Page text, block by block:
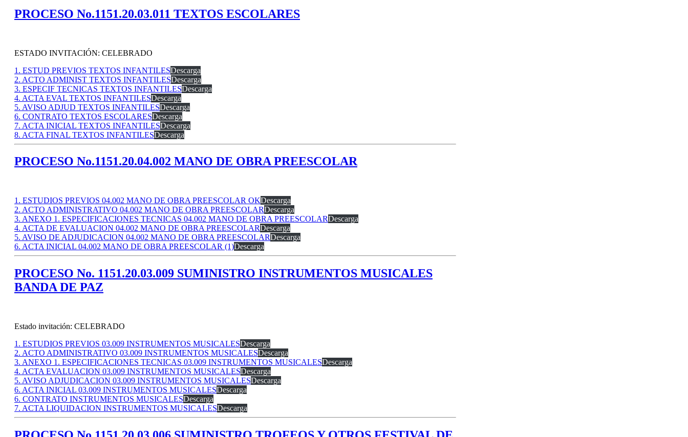
PROCESO No.1151.20.03.011 TEXTOS ESCOLARES
ESTADO INVITACIÓN: CELEBRADO
1. ESTUD PREVIOS TEXTOS INFANTILESDescarga
2. ACTO ADMINIST TEXTOS INFANTILESDescarga
3. ESPECIF TECNICAS TEXTOS INFANTILESDescarga
4. ACTA EVAL TEXTOS INFANTILESDescarga
5. AVISO ADJUD TEXTOS INFANTILESDescarga
6. CONTRATO TEXTOS ESCOLARESDescarga
7. ACTA INICIAL TEXTOS INFANTILESDescarga
8. ACTA FINAL TEXTOS INFANTILESDescarga
PROCESO No.1151.20.04.002 MANO DE OBRA PREESCOLAR
1. ESTUDIOS PREVIOS 04.002 MANO DE OBRA PREESCOLAR OKDescarga
2. ACTO ADMINISTRATIVO 04.002 MANO DE OBRA PREESCOLARDescarga
3. ANEXO 1. ESPECIFICACIONES TECNICAS 04.002 MANO DE OBRA PREESCOLARDescarga
4. ACTA DE EVALUACION 04.002 MANO DE OBRA PREESCOLARDescarga
5. AVISO DE ADJUDICACION 04.002 MANO DE OBRA PREESCOLARDescarga
6. ACTA INICIAL 04.002 MANO DE OBRA PREESCOLAR (1)Descarga
PROCESO No. 1151.20.03.009 SUMINISTRO INSTRUMENTOS MUSICALES
BANDA DE PAZ
Estado invitación: CELEBRADO
1. ESTUDIOS PREVIOS 03.009 INSTRUMENTOS MUSICALESDescarga
2. ACTO ADMINISTRATIVO 03.009 INSTRUMENTOS MUSICALESDescarga
3. ANEXO 1. ESPECIFICACIONES TECNICAS 03.009 INSTRUMENTOS MUSICALESDescarga
4. ACTA EVALUACION 03.009 INSTRUMENTOS MUSICALESDescarga
5. AVISO ADJUDICACION 03.009 INSTRUMENTOS MUSICALESDescarga
6. ACTA INICIAL 03.009 INSTRUMENTOS MUSICALESDescarga
6. CONTRATO INSTRUMENTOS MUSICALESDescarga
7. ACTA LIQUIDACION INSTRUMENTOS MUSICALESDescarga